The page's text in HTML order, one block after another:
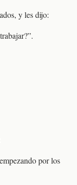
y les dijo:
por los